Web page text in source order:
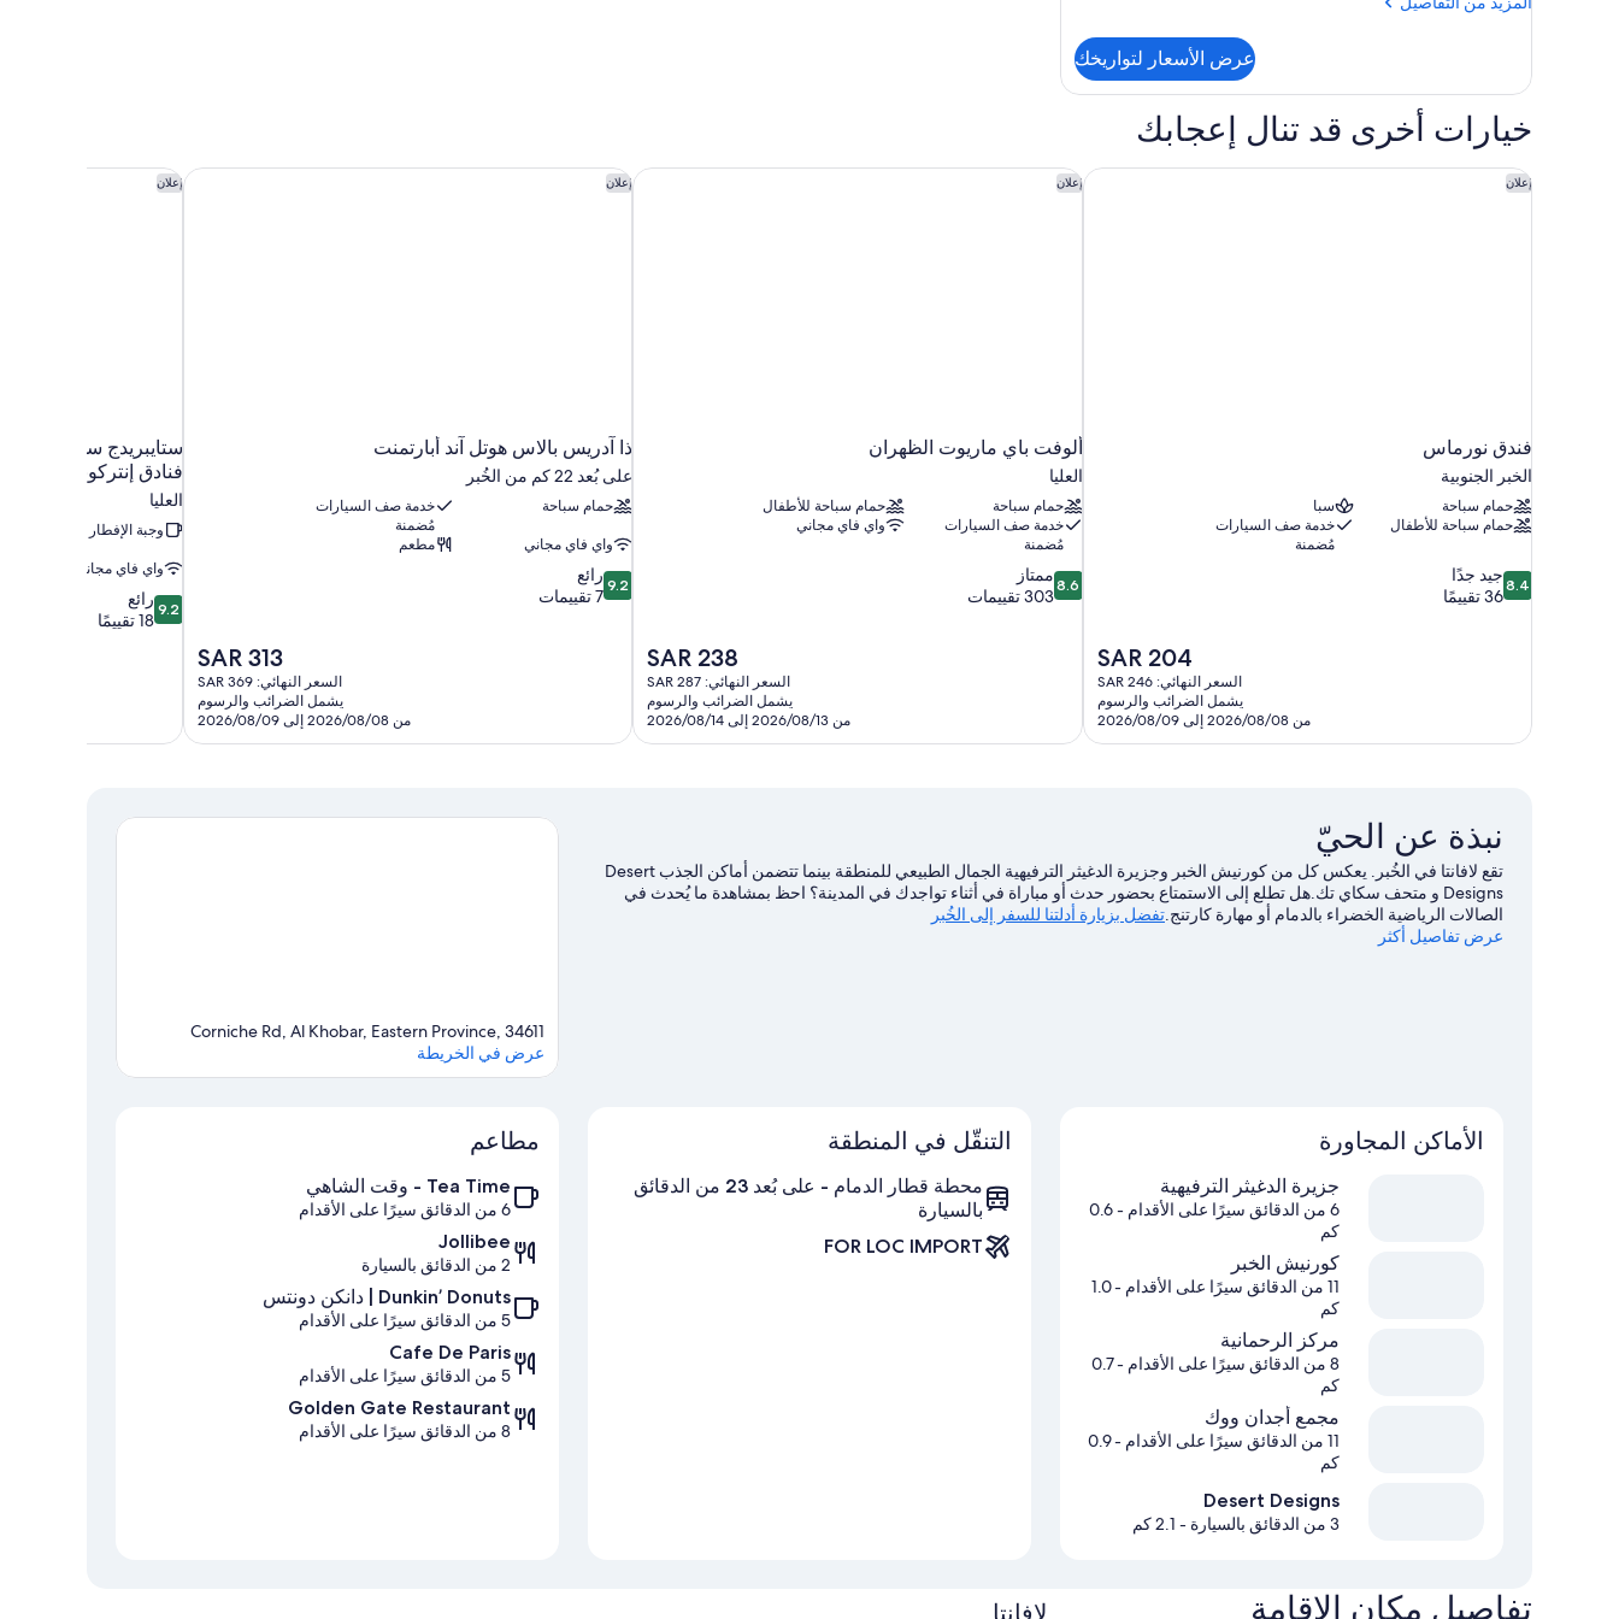
جناح
تنفيذي
-
منظر
للمدينة
عرض الأسعار لتواريخك
خيارات أخرى قد تنال إعجابك
إعلان
فندق نورماس
الخبر الجنوبية
حمام سباحة
سبا
حمام سباحة للأطفال
خدمة صف السيارات
مُضمنة
8.4
من
8.4 جيد جدًا
36 تقييمًا
السعر
الحالي
هو
SAR
204
SAR 204
السعر النهائي: SAR 246
يشمل الضرائب والرسوم
من 2026/08/08 إلى 2026/08/09
فندق نورماس إعلان
ألوفت باي ماريوت الظهران
العليا
حمام سباحة
حمام سباحة للأطفال
خدمة صف السيارات
مُضمنة
واي فاي مجاني
8.6
من
8.6 ممتاز
303 تقييمات
السعر
الحالي
هو
SAR
238
SAR 238
السعر النهائي: SAR 287
يشمل الضرائب والرسوم
من 2026/08/13 إلى 2026/08/14
ألوفت باي ماريوت الظهران إعلان
ذا آدريس بالاس هوتل آند أبارتمنت
على بُعد 22 كم من الخُبر
حمام سباحة
خدمة صف السيارات
مُضمنة
واي فاي مجاني
مطعم
9.2
من
9.2 رائع
7 تقييمات
السعر
الحالي
هو
SAR
313
SAR 313
السعر النهائي: SAR 369
يشمل الضرائب والرسوم
من 2026/08/08 إلى 2026/08/09
ذا آدريس بالاس هوتل آند أبارتمنت إعلان
ستايبريدج سويتس
فنادق إنتركونتيننتال
العليا
وجبة الإفطار مُضمنة
واي فاي مجاني
9.2
من
9.2 رائع
18 تقييمًا
ستايبريدج سويتس
نبذة عن الحيّ
تقع لافانتا في الخُبر. يعكس كل من كورنيش الخبر وجزيرة الدغيثر الترفيهية الجمال الطبيعي للمنطقة بينما تتضمن أماكن الجذب Desert
Designs و متحف سكاي تك.هل تطلع إلى الاستمتاع بحضور حدث أو مباراة في أثناء تواجدك في المدينة؟ احظ بمشاهدة ما يُحدث في
الصالات الرياضية الخضراء بالدمام أو مهارة كارتنج.تفضل بزيارة أدلتنا للسفر إلى الخُبر
عرض تفاصيل أكثر
Corniche Rd, Al Khobar, Eastern Province, 34611
عرض في الخريطة
الأماكن المجاورة
جزيرة الدغيثر الترفيهية
6 من الدقائق سيرًا على الأقدام
- 0.6
كم
كورنيش الخبر
11 من الدقائق سيرًا على الأقدام
- 1.0
كم
مركز الرحمانية
8 من الدقائق سيرًا على الأقدام
- 0.7
كم
مجمع أجدان ووك
11 من الدقائق سيرًا على الأقدام
- 0.9
كم
Desert Designs
3 من الدقائق بالسيارة - 2.1 كم
التنقّل في المنطقة
محطة قطار الدمام - على بُعد 23 من الدقائق
بالسيارة
FOR LOC IMPORT
مطاعم
Tea Time - وقت الشاهي
6 من الدقائق سيرًا على الأقدام
Jollibee
2 من الدقائق بالسيارة
Dunkin’ Donuts | دانكن دونتس
5 من الدقائق سيرًا على الأقدام
Cafe De Paris
5 من الدقائق سيرًا على الأقدام
Golden Gate Restaurant
8 من الدقائق سيرًا على الأقدام
تفاصيل مكان الإقامة